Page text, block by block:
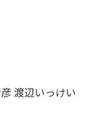
渡辺いっけい